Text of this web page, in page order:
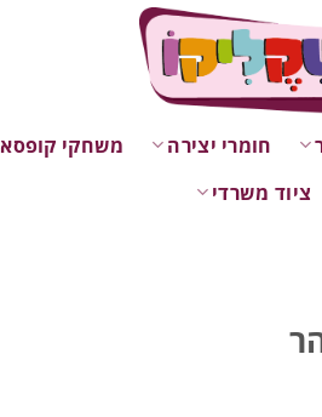
חומרי יצירה משחקי קופסא
ציוד משרדי